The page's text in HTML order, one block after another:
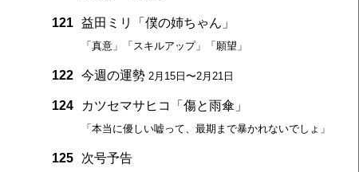
121 益田ミリ「僕の姉ちゃん」
「真意」「スキルアップ」「願望」
122 今週の運勢 2月15日〜2月21日
124 カツセマサヒコ「傷と雨傘」
「本当に優しい嘘って、最期まで暴かれないでしょ」
125 次号予告